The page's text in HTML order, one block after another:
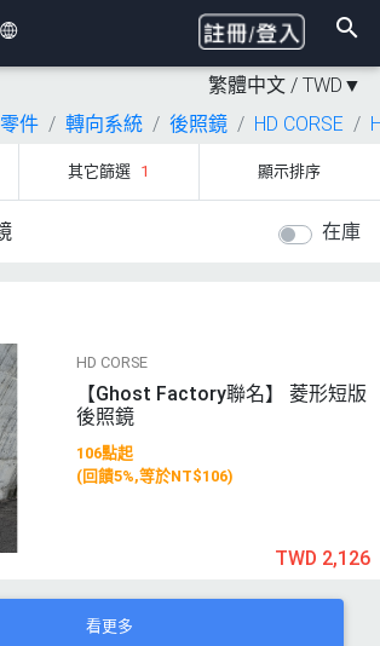
繁體中文 / TWD ▼
件 轉向系統 後照鏡 HD CORSE
其它篩選 1 顯示排序
在庫
HD CORSE
【Ghost Factory聯名】 菱形短版
後照鏡
106點起
(回饋5%,等於NT$106)
TWD 2,126
看更多